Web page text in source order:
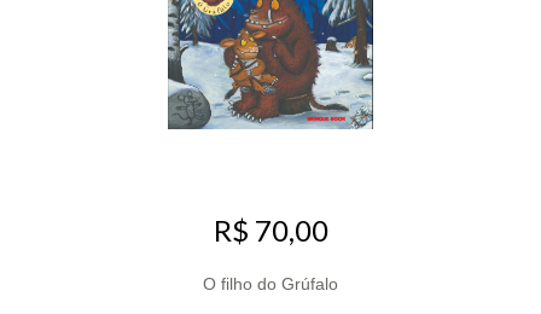
R$ 70,00
O filho do Grúfalo